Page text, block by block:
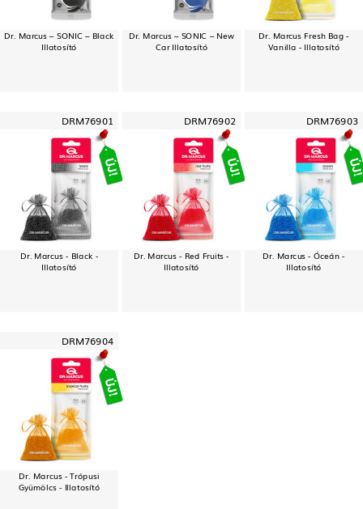
Dr. Marcus – SONIC – Black
Illatosító
Dr. Marcus – SONIC – New
Car Illatosító
Dr. Marcus Fresh Bag -
Vanilla - Illatosító
DRM76901
Dr. Marcus - Black -
Illatosító
DRM76902
Dr. Marcus - Red Fruits -
Illatosító
DRM76903
Dr. Marcus - Óceán -
Illatosító
DRM76904
Dr. Marcus - Trópusi
Gyümölcs - Illatosító